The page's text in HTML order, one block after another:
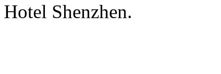
Hotel Shenzhen.